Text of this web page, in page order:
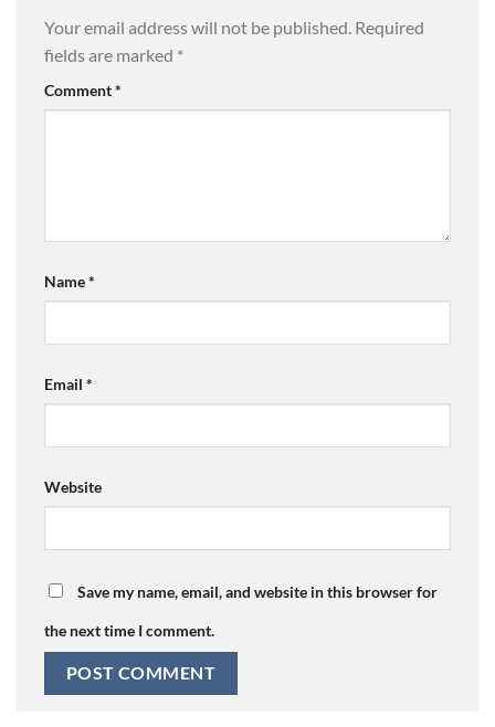
Your email address will not be published. Required
fields are marked *
Comment*
Name*
Email *
Website
Save my name, email, and website in this browser for
the next time I comment.